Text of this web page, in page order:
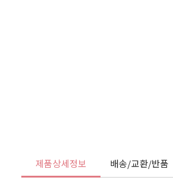
제품상세정보 배송/교환/반품